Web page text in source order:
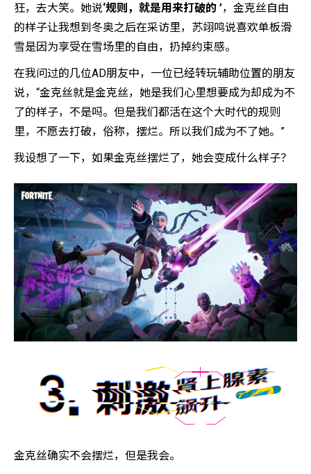
狂，去大笑。她说‘规则，就是用来打破的 ’，金克丝自由
的样子让我想到冬奥之后在采访里，苏翊鸣说喜欢单板滑
雪是因为享受在雪场里的自由，扔掉约束感。
在我问过的几位AD朋友中，一位已经转玩辅助位置的朋友
说，“金克丝就是金克丝，她是我们心里想要成为却成为不
了的样子，不是吗。但是我们都活在这个大时代的规则
里，不愿去打破，俗称，摆烂。所以我们成为不了她。”
我设想了一下，如果金克丝摆烂了，她会变成什么样子？
金克丝确实不会摆烂，但是我会。